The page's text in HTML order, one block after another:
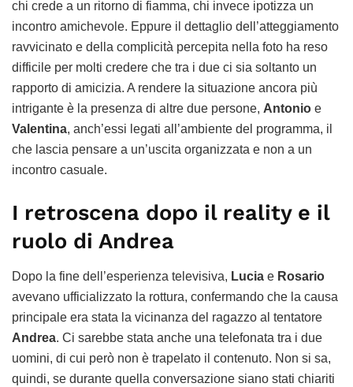
chi crede a un ritorno di fiamma, chi invece ipotizza un
incontro amichevole. Eppure il dettaglio dell’atteggiamento
ravvicinato e della complicità percepita nella foto ha reso
difficile per molti credere che tra i due ci sia soltanto un
rapporto di amicizia. A rendere la situazione ancora più
intrigante è la presenza di altre due persone, Antonio e
Valentina, anch’essi legati all’ambiente del programma, il
che lascia pensare a un’uscita organizzata e non a un
incontro casuale.
I retroscena dopo il reality e il
ruolo di Andrea
Dopo la fine dell’esperienza televisiva, Lucia e Rosario
avevano ufficializzato la rottura, confermando che la causa
principale era stata la vicinanza del ragazzo al tentatore
Andrea. Ci sarebbe stata anche una telefonata tra i due
uomini, di cui però non è trapelato il contenuto. Non si sa,
quindi, se durante quella conversazione siano stati chiariti